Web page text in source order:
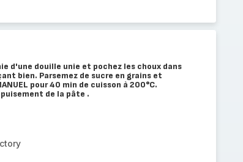
d'une douille unie et pochez les choux dans
bien. Parsemez de sucre en grains et
pour 40 min de cuisson à 200°C.
de la pâte .